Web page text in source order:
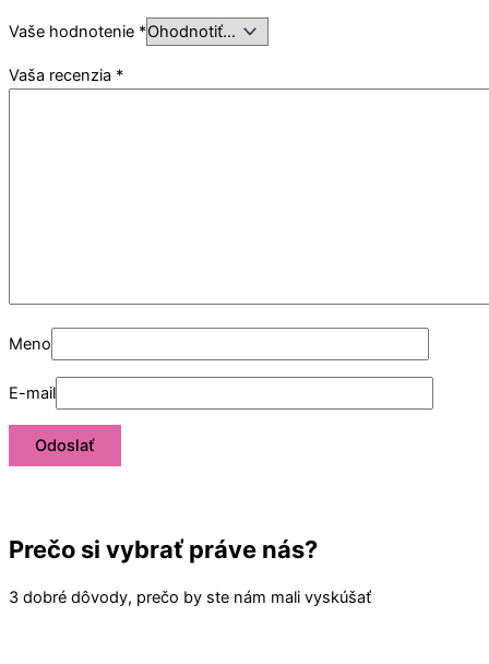
Vaše hodnotenie *
Vaša recenzia *
Meno
E-mail
Prečo si vybrať práve nás?
3 dobré dôvody, prečo by ste nám mali vyskúšať